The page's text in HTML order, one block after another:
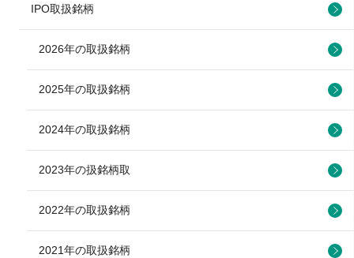
IPO取扱銘柄
2026年の取扱銘柄
2025年の取扱銘柄
2024年の取扱銘柄
2023年の扱銘柄取
2022年の取扱銘柄
2021年の取扱銘柄